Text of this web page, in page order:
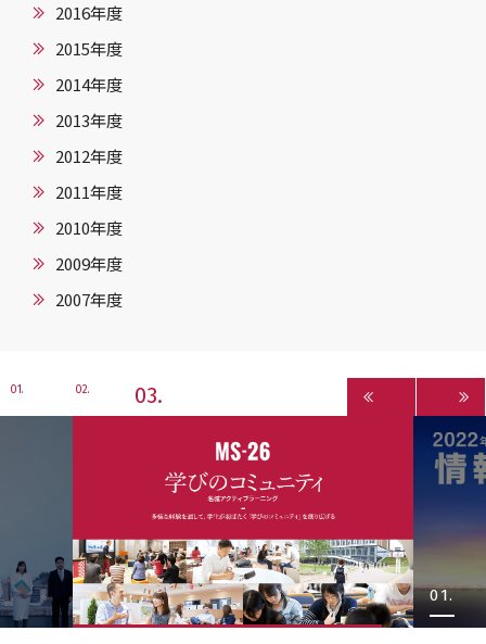
2016年度
2015年度
2014年度
2013年度
2012年度
2011年度
2010年度
2009年度
2007年度
1 2 3